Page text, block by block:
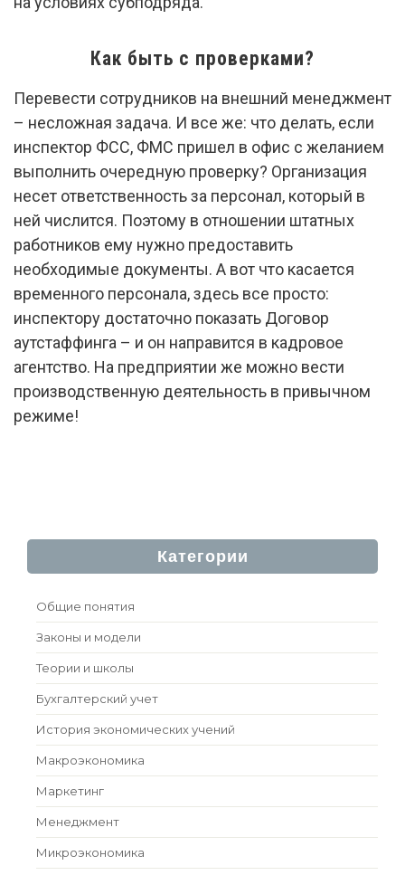
Как быть с проверками?
Перевести сотрудников на внешний менеджмент
– несложная задача. И все же: что делать, если
инспектор ФСС, ФМС пришел в офис с желанием
выполнить очередную проверку? Организация
несет ответственность за персонал, который в
ней числится. Поэтому в отношении штатных
работников ему нужно предоставить
необходимые документы. А вот что касается
временного персонала, здесь все просто:
инспектору достаточно показать Договор
аутстаффинга – и он направится в кадровое
агентство. На предприятии же можно вести
производственную деятельность в привычном
режиме!
Категории
Общие понятия
Законы и модели
Теории и школы
Бухгалтерский учет
История экономических учений
Макроэкономика
Маркетинг
Менеджмент
Микроэкономика